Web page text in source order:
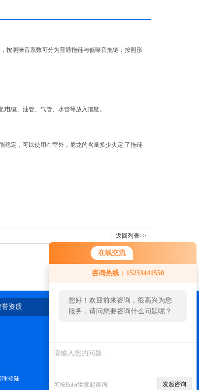
在线交流
咨询热线：15253441550
您好！欢迎前来咨询，很高兴为您
服务，请问您要咨询什么问题呢？
了需求产品，您可以直接在线与我
联系！
可按Enter键发起咨询 发起咨询
按照噪音系数可分为普通拖链与低噪音拖链；按照形
电缆、油管、气管、水管等放入拖链。
定，可以使用在室外，尼龙的含量多少决定 了拖链
返回列表>>
誉资质 在线留言 联系我们
理登陆